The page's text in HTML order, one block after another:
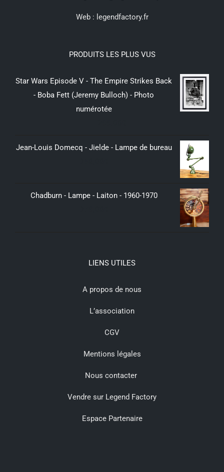
Web : legendfactory.fr
PRODUITS LES PLUS VUS
Star Wars Episode V - The Empire Strikes Back
- Boba Fett (Jeremy Bulloch) - Photo
numérotée
Jean-Louis Domecq - Jielde - Lampe de bureau
Chadburn - Lampe - Laiton - 1960-1970
LIENS UTILES
A propos de nous
L’association
CGV
Mentions légales
Nous contacter
Vendre sur Legend Factory
Espace Partenaire